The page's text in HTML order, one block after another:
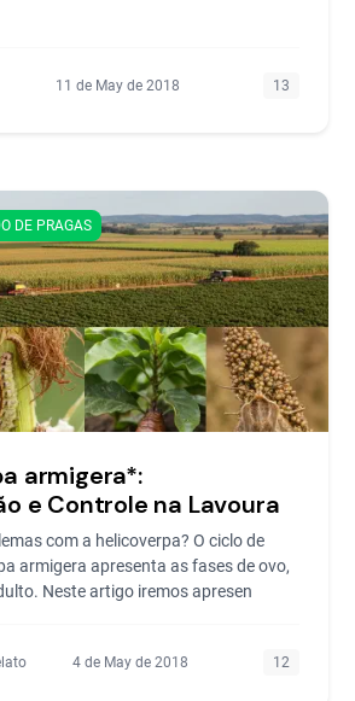
11 de May de 2018 13
DE PRAGAS
armigera*:
e Controle na Lavoura
com a helicoverpa? O ciclo de
armigera apresenta as fases de ovo,
Neste artigo iremos apresen
4 de May de 2018 12